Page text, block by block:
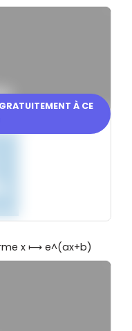
À CE
x ⟼ e^(ax+b)